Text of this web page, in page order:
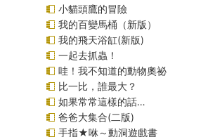
小貓頭鷹的冒險
我的百變馬桶（新版）
我的飛天浴缸(新版)
一起去抓蟲！
哇！我不知道的動物奧祕
比一比，誰最大？
如果常常這樣的話…
爸爸大集合(二版)
手指★咻～動洞遊戲書